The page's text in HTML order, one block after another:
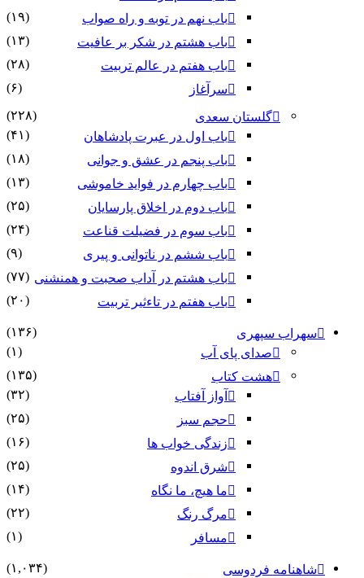
باب نهم در توبه و راه صواب
(۱۹)
باب هشتم در شکر بر عافیت
(۱۳)
باب هفتم در عالم تربیت
(۲۸)
سرآغاز
(۶)
گلستان سعدی
(۲۲۸)
باب اول در عبرت پادشاهان
(۴۱)
باب پنجم در عشق و جوانى
(۱۸)
باب چهارم در فواید خاموشى
(۱۳)
باب دوم در اخلاق پارسایان
(۲۵)
باب سوم در فضیلت قناعت
(۲۴)
باب ششم در ناتوانى و پیرى
(۹)
باب هشتم در آداب صحبت و همنشنى (۷۷)
باب هفتم در تاءثیر تربیت
(۲۰)
سهراب سپهری
(۱۳۶)
صدای پای آب
(۱)
هشت کتاب
(۱۳۵)
آواز آفتاب
(۳۲)
حجم سبز
(۲۵)
زندگی خواب ها
(۱۶)
شرق اندوه
(۲۵)
ما هیچ، ما نگاه
(۱۴)
مرگ رنگ
(۲۲)
مسافر
(۱)
شاهنامه فردوسی
(۱,۰۳۴)